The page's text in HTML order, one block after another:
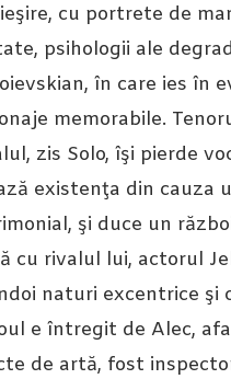
cu portrete de
psihologii ale
în care ies în
memorabile.
zis Solo, îşi pierde
existenţa din cauza
şi duce un
cu rivalul lui, actorul
naturi excentrice şi
e întregit de Alec,
de artă, fost